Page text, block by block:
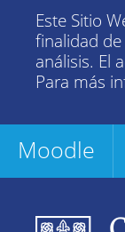
Este Sitio
finalidad
análisis. El
Para más
Moodle